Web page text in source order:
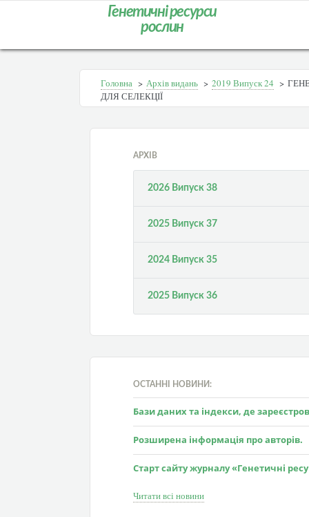
Генетичні ресурси
рослин
Головна > Архів видань > 2019 Випуск 24 >
ДЛЯ СЕЛЕКЦІЇ
АРХІВ
2026 Випуск 38
2025 Випуск 37
2024 Випуск 35
2025 Випуск 36
ОСТАННІ НОВИНИ:
Бази даних та індекси, де
Розширена інформація про авторів.
Старт сайту журналу «Генетичні
Читати всі новини